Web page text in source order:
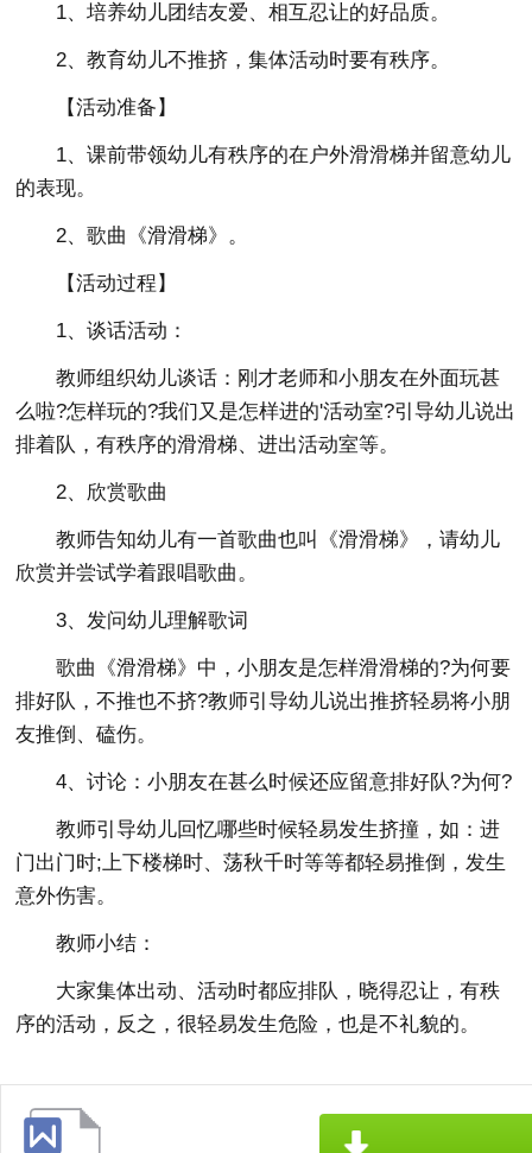
1、培养幼儿团结友爱、相互忍让的好品质。
2、教育幼儿不推挤，集体活动时要有秩序。
【活动准备】
1、课前带领幼儿有秩序的在户外滑滑梯并留意幼儿
的表现。
2、歌曲《滑滑梯》。
【活动过程】
1、谈话活动：
教师组织幼儿谈话：刚才老师和小朋友在外面玩甚
么啦?怎样玩的?我们又是怎样进的'活动室?引导幼儿说出
排着队，有秩序的滑滑梯、进出活动室等。
2、欣赏歌曲
教师告知幼儿有一首歌曲也叫《滑滑梯》，请幼儿
欣赏并尝试学着跟唱歌曲。
3、发问幼儿理解歌词
歌曲《滑滑梯》中，小朋友是怎样滑滑梯的?为何要
排好队，不推也不挤?教师引导幼儿说出推挤轻易将小朋
友推倒、磕伤。
4、讨论：小朋友在甚么时候还应留意排好队?为何?
教师引导幼儿回忆哪些时候轻易发生挤撞，如：进
门出门时;上下楼梯时、荡秋千时等等都轻易推倒，发生
意外伤害。
教师小结：
大家集体出动、活动时都应排队，晓得忍让，有秩
序的活动，反之，很轻易发生危险，也是不礼貌的。